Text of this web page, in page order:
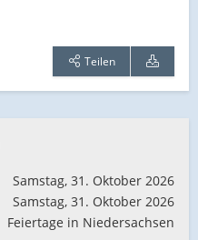
Teilen
Samstag, 31. Oktober 2026
Samstag, 31. Oktober 2026
Feiertage in Niedersachsen